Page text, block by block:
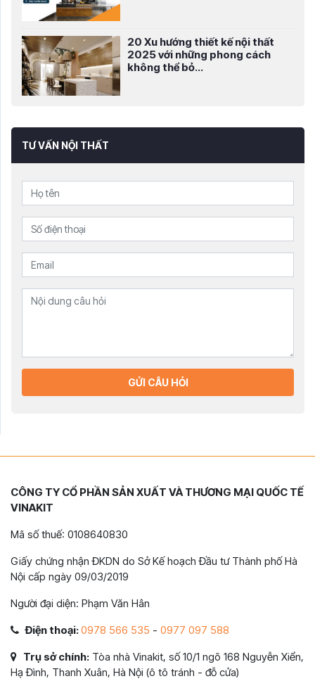
20 Xu hướng thiết kế nội thất
2025 với những phong cách
không thể bỏ...
TƯ VẤN NỘI THẤT
GỬI CÂU HỎI
CÔNG TY CỔ PHẦN SẢN XUẤT VÀ THƯƠNG MẠI QUỐC TẾ
VINAKIT
Mã số thuế: 0108640830
Giấy chứng nhận ĐKDN do Sở Kế hoạch Đầu tư Thành phố Hà
Nội cấp ngày 09/03/2019
Người đại diện: Phạm Văn Hân
Điện thoại:0978 566 535 - 0977 097 588
Trụ sở chính: Tòa nhà Vinakit, số 10/1 ngõ 168 Nguyễn Xiển,
Hạ Đình, Thanh Xuân, Hà Nội (ô tô tránh - đỗ cửa)